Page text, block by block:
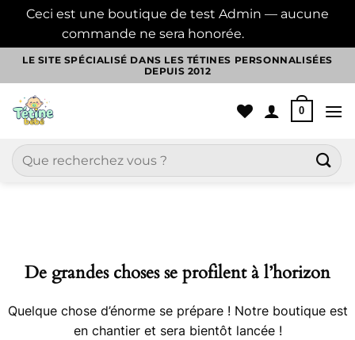
Ceci est une boutique de test Admin — aucune
commande ne sera honorée.
Passer
contenu
LE SITE SPÉCIALISÉ DANS LES TÉTINES PERSONNALISÉES
DEPUIS 2012
0
Recherche
pour :
De grandes choses se profilent à l’horizon
Quelque chose d’énorme se prépare ! Notre boutique est
en chantier et sera bientôt lancée !